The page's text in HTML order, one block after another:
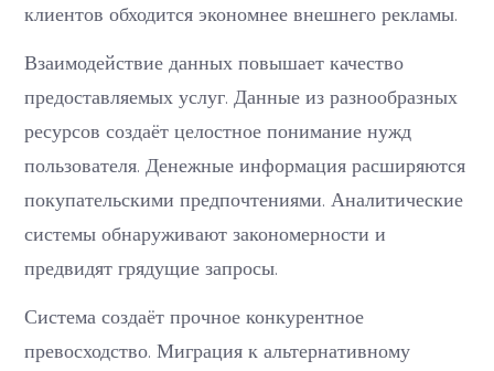
клиентов обходится экономнее внешнего рекламы.
Взаимодействие данных повышает качество
предоставляемых услуг. Данные из разнообразных
ресурсов создаёт целостное понимание нужд
пользователя. Денежные информация расширяются
покупательскими предпочтениями. Аналитические
системы обнаруживают закономерности и
предвидят грядущие запросы.
Система создаёт прочное конкурентное
превосходство. Миграция к альтернативному